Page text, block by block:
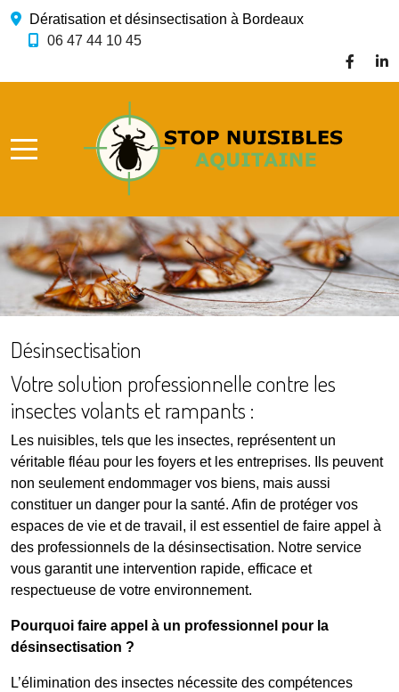
Dératisation et désinsectisation à Bordeaux
06 47 44 10 45
Désinsectisation
Votre solution professionnelle contre les
insectes volants et rampants :
Les nuisibles, tels que les insectes, représentent un
véritable fléau pour les foyers et les entreprises. Ils peuvent
non seulement endommager vos biens, mais aussi
constituer un danger pour la santé. Afin de protéger vos
espaces de vie et de travail, il est essentiel de faire appel à
des professionnels de la désinsectisation. Notre service
vous garantit une intervention rapide, efficace et
respectueuse de votre environnement.
Pourquoi faire appel à un professionnel pour la
désinsectisation ?
L’élimination des insectes nécessite des compétences